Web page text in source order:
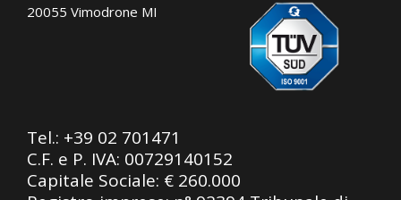
20055 Vimodrone MI
Tel.: +39 02 701471
C.F. e P. IVA: 00729140152
Capitale Sociale: € 260.000